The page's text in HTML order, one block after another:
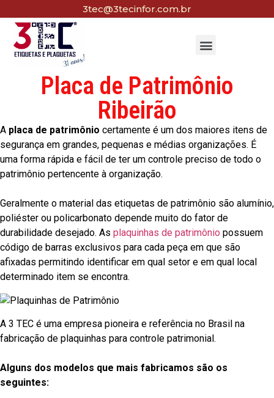
3tec@3tecinfor.com.br
Placa de Patrimônio
Ribeirão
A placa de patrimônio certamente é um dos maiores itens de
segurança em grandes, pequenas e médias organizações. É
uma forma rápida e fácil de ter um controle preciso de todo o
patrimônio pertencente à organização.
Geralmente o material das etiquetas de patrimônio são alumínio,
poliéster ou policarbonato depende muito do fator de
durabilidade desejado. As plaquinhas de patrimônio possuem
código de barras exclusivos para cada peça em que são
afixadas permitindo identificar em qual setor e em qual local
determinado item se encontra.
A 3 TEC é uma empresa pioneira e referência no Brasil na
fabricação de plaquinhas para controle patrimonial.
Alguns dos modelos que mais fabricamos são os
seguintes: